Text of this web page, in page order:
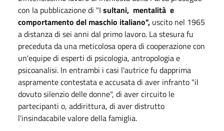
con la pubblicazione di "I sultani, mentalità e
comportamento del maschio italiano", uscito nel 1965
a distanza di sei anni dal primo lavoro. La stesura fu
preceduta da una meticolosa opera di cooperazione con
un'equipe di esperti di psicologia, antropologia e
psicoanalisi. In entrambi i casi l'autrice fu dapprima
aspramente contestata e accusata di aver infranto "il
dovuto silenzio delle donne", di aver circuito le
partecipanti o, addirittura, di aver distrutto
l'insindacabile valore della famiglia.